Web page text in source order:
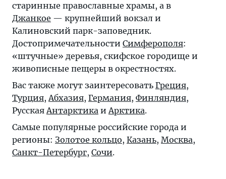
старинные православные храмы, а в
Джанкое — крупнейший вокзал и
Калиновский парк-заповедник.
Достопримечательности Симферополя:
«штучные» деревья, скифское городище и
живописные пещеры в окрестностях.
Вас также могут заинтересовать Греция,
Турция,Абхазия, Германия, Финляндия,
РусскаяАнтарктика иАрктика.
Самые популярные российские города и
регионы: Золотое кольцо, Казань, Москва,
Санкт-Петербург, Сочи.